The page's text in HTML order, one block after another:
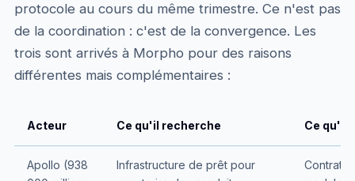
protocole au cours du même trimestre. Ce n'est pas
de la coordination : c'est de la convergence. Les
trois sont arrivés à Morpho pour des raisons
différentes mais complémentaires :
Acteur Ce qu'il recherche Ce qu'il
Apollo (938
Infrastructure de prêt pour
Contrats